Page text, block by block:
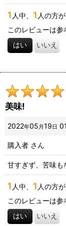
1 人中、 1 人の方
このレビューは参
はい いいえ
美味!
2022年05 月19日
購入者 さん
甘すぎず、苦味も
1 人中、 1 人の方
このレビューは参
はい いいえ